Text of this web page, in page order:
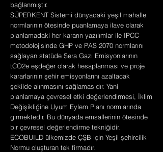
bağlanmıştır.
SÜPERKENT Sistemi dünyadaki yeşil mahalle
normlarının ötesinde puanlamaya ilave olarak
planlamadaki her kararın yazılımlar ile IPCC
metodolojisinde GHP ve PAS 2070 normlarını
sağlayan statüde Sera Gazı Emisyonlarının
tCO2e eşdeğer olarak hesaplanması ve proje
kararlarının şehir emisyonlarını azaltacak
şekilde alınmasını sağlamasıdır. Yani
planlamaya çevresel etki değerlendirmesi, İklim
Değişikliğine Uyum Eylem Planı normlarında
girmektedir. Bu dünyada emsallerinin ötesinde
bir çevresel değerlendirme tekniğidir.
ECOBUILD ülkemizde ÇŞB için Yeşil şehircilik
Normu oluşturan tek firmadır.